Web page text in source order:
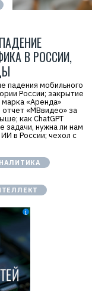
В РОССИИ,
падения мобильного
России; закрытие
«Аренда»
отчет «МВвидео» за
как ChatGPT
задачи, нужна ли нам
в России; чехол с